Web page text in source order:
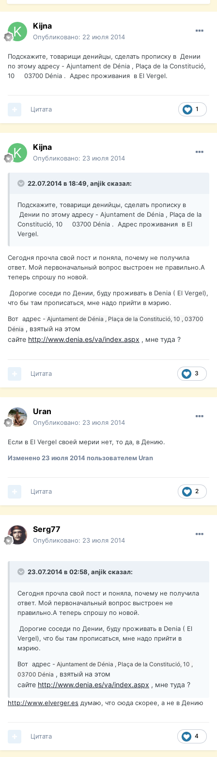
Kijna
Опубликовано: 22 июля 2014
Подскажите, товарищи денийцы, сделать прописку в Дении
по этому адресу - Ajuntament de Dénia , Plaça de la Constitució,
10 03700 Dénia . Адрес проживания в El Vergel.
1
Цитата
Kijna
Опубликовано: 23 июля 2014
22.07.2014 в 18:49, anjik сказал:
Подскажите, товарищи денийцы, сделать прописку в
Дении по этому адресу - Ajuntament de Dénia , Plaça de la
Constitució, 10 03700 Dénia . Адрес проживания в El
Vergel.
Сегодня прочла свой пост и поняла, почему не получила
ответ. Мой первоначальный вопрос выстроен не правильно.А
теперь спрошу по новой.
Дорогие соседи по Дении, буду проживать в Denia ( El Vergel),
что бы там прописаться, мне надо прийти в мэрию.
Вот адрес - Ajuntament de Dénia , Plaça de la Constitució, 10 , 03700
Dénia , взятый на этом
сайте http://www.denia.es/va/index.aspx , мне туда ?
3
Цитата
Uran
Опубликовано: 23 июля 2014
Если в El Vergel своей мерии нет, то да, в Дению.
Изменено23 июля 2014пользователем Uran
2
Цитата
Serg77
Опубликовано: 23 июля 2014
23.07.2014 в 02:58, anjik сказал:
Сегодня прочла свой пост и поняла, почему не получила
ответ. Мой первоначальный вопрос выстроен не
правильно.А теперь спрошу по новой.
Дорогие соседи по Дении, буду проживать в Denia ( El
Vergel), что бы там прописаться, мне надо прийти в
мэрию.
Вот адрес - Ajuntament de Dénia , Plaça de la Constitució, 10 ,
03700 Dénia , взятый на этом
сайте http://www.denia.es/va/index.aspx , мне туда ?
http://www.elverger.es думаю, что сюда скорее, а не в Дению
4
Цитата